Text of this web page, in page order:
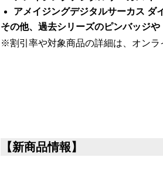
アメイジングデジタルサーカス ダ
その他、過去シリーズのピンバッジ
※割引率や対象商品の詳細は、オンラ
【新商品情報】